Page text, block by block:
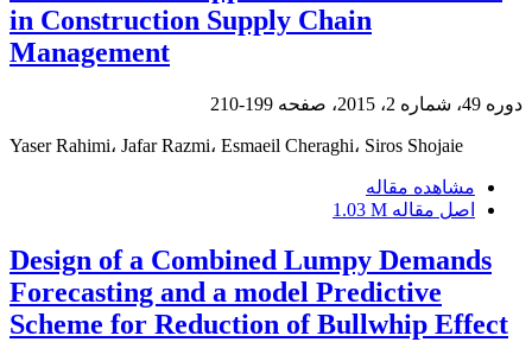
in Construction Supply Chain
Management
دوره 49، شماره 2، 2015، صفحه 199-210
Yaser Rahimi، Jafar Razmi، Esmaeil Cheraghi، Siros Shojaie
مشاهده مقاله
اصل مقاله 1.03 M
Design of a Combined Lumpy Demands
Forecasting and a model Predictive
Scheme for Reduction of Bullwhip Effect